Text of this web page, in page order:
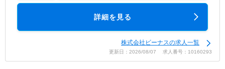
詳細を見る
株式会社ビーナスの求人一覧
更新日：2026/08/07 求人番号：10160293